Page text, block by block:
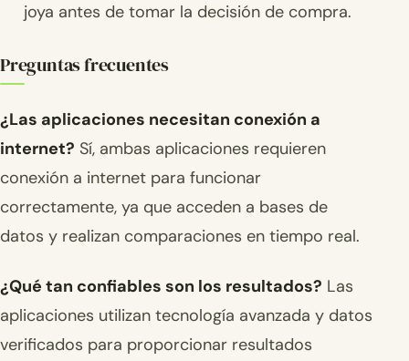
joya antes de tomar la decisión de compra.
Preguntas frecuentes
¿Las aplicaciones necesitan conexión a
internet? Sí, ambas aplicaciones requieren
conexión a internet para funcionar
correctamente, ya que acceden a bases de
datos y realizan comparaciones en tiempo real.
¿Qué tan confiables son los resultados? Las
aplicaciones utilizan tecnología avanzada y datos
verificados para proporcionar resultados